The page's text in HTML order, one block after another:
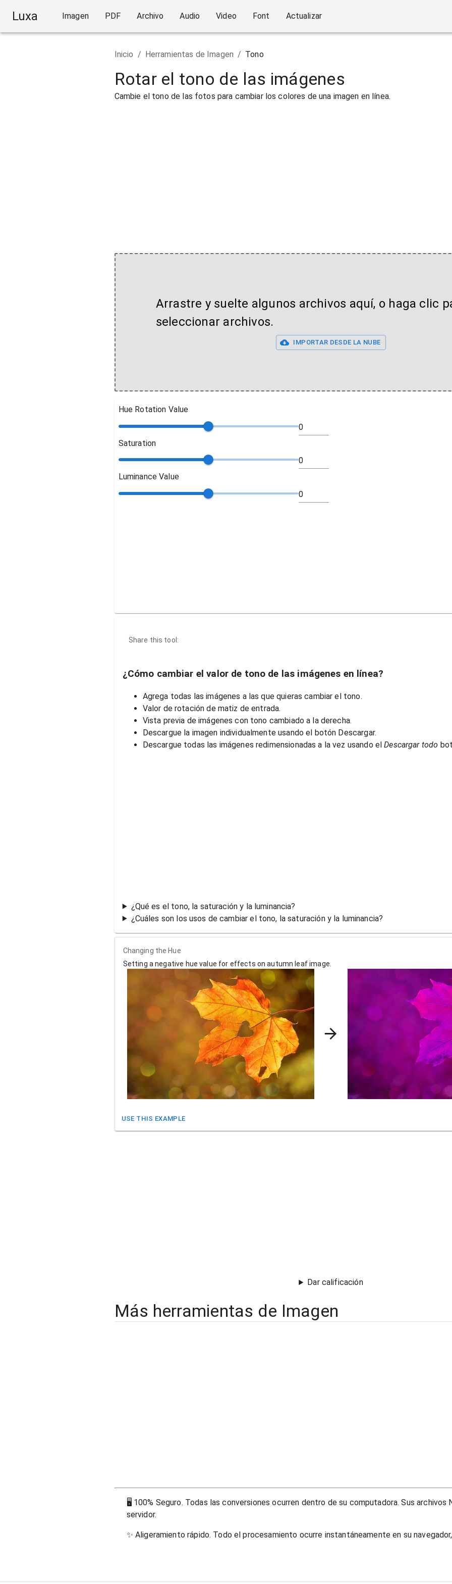
Luxa Imagen PDF Archivo Audio Video Font Actualizar
Inicio / Herramientas de Imagen / Tono
Rotar el tono de las imágenes
Cambie el tono de las fotos para cambiar los colores de una imagen en línea.
Arrastre y suelte algunos archivos aquí, o haga clic
seleccionar archivos.
IMPORTAR DESDE LA NUBE
Hue Rotation Value
Saturation
Luminance Value
Share this tool:
¿Cómo cambiar el valor de tono de las imágenes en línea?
Agrega todas las imágenes a las que quieras cambiar el tono.
Valor de rotación de matiz de entrada.
Vista previa de imágenes con tono cambiado a la derecha.
Descargue la imagen individualmente usando el botón Descargar.
Descargue todas las imágenes redimensionadas a la vez usando elDescargar todo
¿Qué es el tono, la saturación y la luminancia?
¿Cuáles son los usos de cambiar el tono, la saturación y la luminancia?
Changing the Hue
Setting a negative hue value for effects on autumn leaf image.
USE THIS EXAMPLE
Dar calificación
Más herramientas de Imagen
🖥 100% Seguro. Todas las conversiones ocurren dentro de su computadora. Sus archivos
servidor.
✨ Aligeramiento rápido. Todo el procesamiento ocurre instantáneamente en su